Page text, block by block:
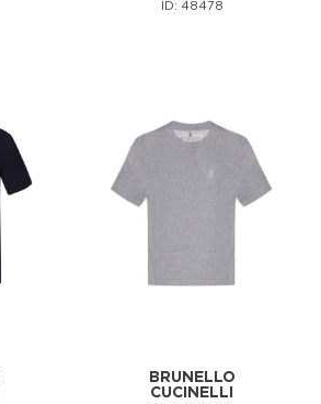
ID: 48478
BRUNELLO
CUCINELLI